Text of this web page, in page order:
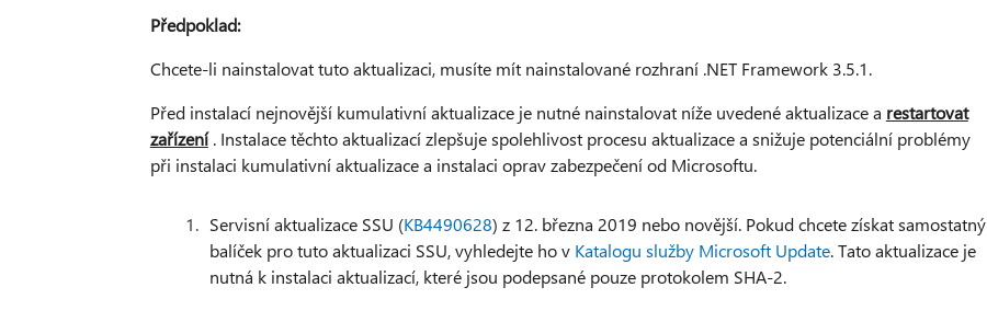
Předpoklad:
Chcete-li nainstalovat tuto aktualizaci, musíte mít nainstalované rozhraní .NET Framework 3.5.1.
Před instalací nejnovější kumulativní aktualizace je nutné nainstalovat níže uvedené aktualizace a restartovat
zařízení. Instalace těchto aktualizací zlepšuje spolehlivost procesu aktualizace a snižuje potenciální problémy
při instalaci kumulativní aktualizace a instalaci oprav zabezpečení od Microsoftu.
Servisní aktualizace SSU (KB4490628) z 12. března 2019 nebo novější. Pokud chcete získat samostatný
balíček pro tuto aktualizaci SSU, vyhledejte ho v Katalogu služby Microsoft Update. Tato aktualizace je
nutná k instalaci aktualizací, které jsou podepsané pouze protokolem SHA-2.